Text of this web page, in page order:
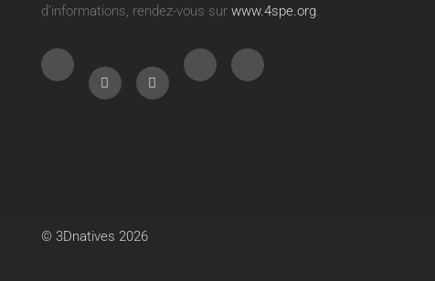
d’informations, rendez-vous sur www.4spe.org.
© 3Dnatives 2026